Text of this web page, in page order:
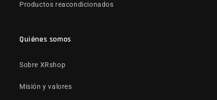
Productos reacondicionados
Quiénes somos
Sobre XRshop
Misión y valores